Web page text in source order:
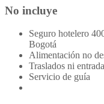
No incluye
Seguro hotelero
Bogotá
Alimentación no
Traslados ni
Servicio de guía